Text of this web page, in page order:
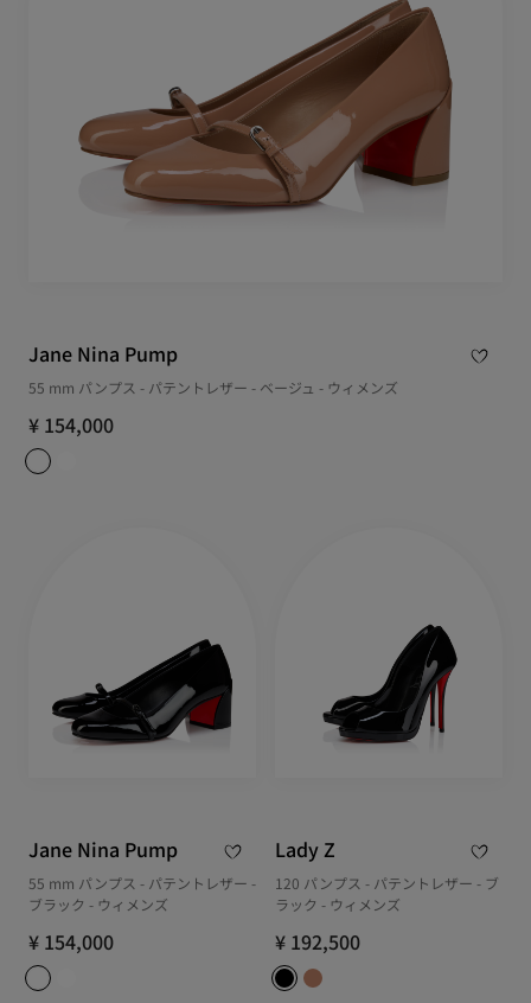
Jane Nina Pump
55 mm パンプス - パテントレザー - ベージュ - ウィメンズ
¥ 154,000
Jane Nina Pump
55 mm パンプス - パテントレザー -
ブラック - ウィメンズ
¥ 154,000
Lady Z
120 パンプス - パテントレザー - ブ
ラック - ウィメンズ
¥ 192,500